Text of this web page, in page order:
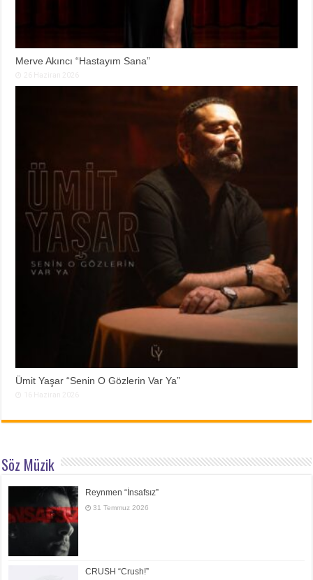
Merve Akıncı “Hastayım Sana”
Ümit Yaşar “Senin O Gözlerin Var Ya”
Söz Müzik
Reynmen “İnsafsız”
31 Temmuz 2026
CRUSH “Crush!”